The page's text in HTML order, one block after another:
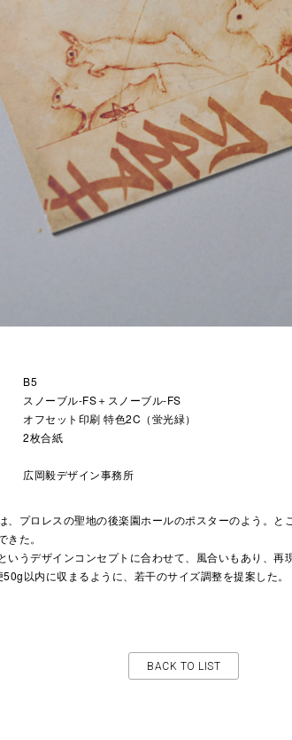
B5
スノーブル-FS＋スノーブル-FS
オフセット印刷 特色2C（蛍光緑）
2枚合紙
広岡毅デザイン事務所
、プロレスの聖地の後楽園ホールのポスターのよう。と
た。
いうデザインコンセプトに合わせて、風合いもあり、再
以内に収まるように、若干のサイズ調整を提案した。
BACK TO LIST